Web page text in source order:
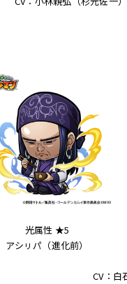
光属性 ★5
アシㇼパ（進化前）
CV：白